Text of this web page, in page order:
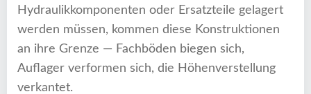
Hydraulikkomponenten oder Ersatzteile gelagert
werden müssen, kommen diese Konstruktionen
an ihre Grenze — Fachböden biegen sich,
Auflager verformen sich, die Höhenverstellung
verkantet.